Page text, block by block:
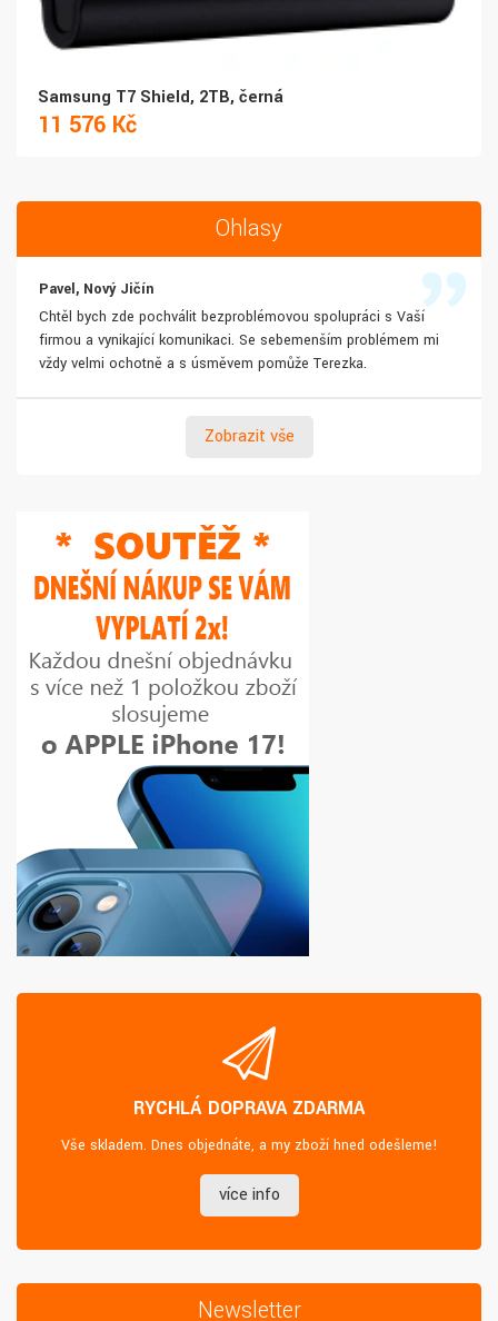
Samsung T7 Shield, 2TB, černá
11 576 Kč
Ohlasy
Pavel, Nový Jičín
Chtěl bych zde pochválit bezproblémovou spolupráci s Vaší
firmou a vynikající komunikaci. Se sebemenším problémem mi
vždy velmi ochotně a s úsměvem pomůže Terezka.
Zobrazit vše
RYCHLÁ DOPRAVA ZDARMA
Vše skladem. Dnes objednáte, a my zboží hned odešleme!
více info
Newsletter